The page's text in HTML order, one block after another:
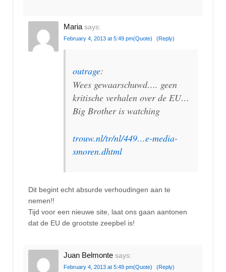
Maria says:
February 4, 2013 at 5:49 pm(Quote) (Reply)
outrage:
Wees gewaarschuwd…. geen
kritische verhalen over de EU…
Big Brother is watching
trouw.nl/tr/nl/449…e-media-
smoren.dhtml
Dit begint echt absurde verhoudingen aan te
nemen!!
Tijd voor een nieuwe site, laat ons gaan aantonen
dat de EU de grootste zeepbel is!
Juan Belmonte says:
February 4, 2013 at 5:49 pm(Quote) (Reply)